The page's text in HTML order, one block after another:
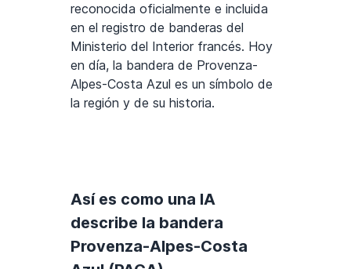
reconocida oficialmente e incluida
en el registro de banderas del
Ministerio del Interior francés. Hoy
en día, la bandera de Provenza-
Alpes-Costa Azul es un símbolo de
la región y de su historia.
Así es como una IA
describe la bandera
Provenza-Alpes-Costa